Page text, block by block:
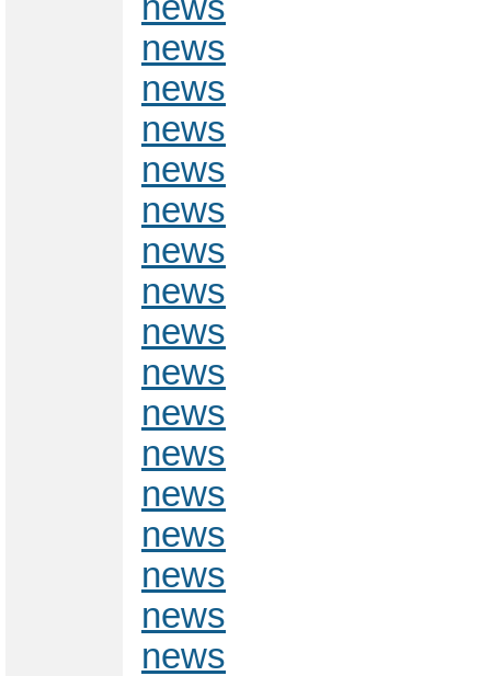
news
news
news
news
news
news
news
news
news
news
news
news
news
news
news
news